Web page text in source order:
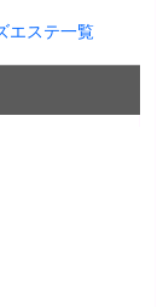
エステ一覧